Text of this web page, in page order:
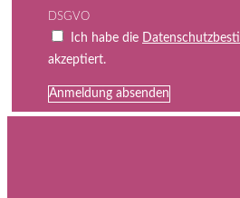
DSGVO
Ich habe die
akzeptiert.
Anmeldung absenden